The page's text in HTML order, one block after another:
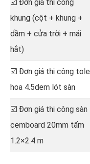
☑️ Đơn giá thi công
khung (cột + khung +
dầm + cửa trời + mái
hắt)
☑️ Đơn giá thi công tole
hoa 4.5dem lót sàn
☑️ Đơn giá thi công sàn
cemboard 20mm tấm
1.2×2.4 m